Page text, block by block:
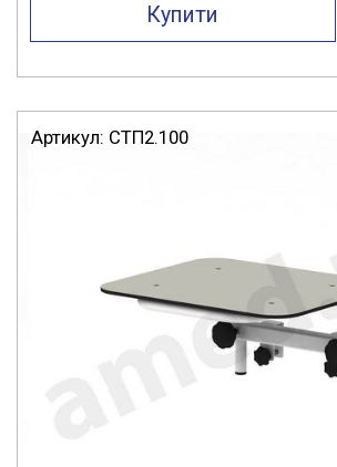
Купити
Артикул: СТП2.100